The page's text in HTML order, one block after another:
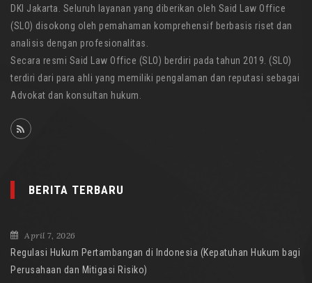
DKI Jakarta. Seluruh layanan yang diberikan oleh Said Law Office
(SLO) disokong oleh pemahaman komprehensif berbasis riset dan
analisis dengan profesionalitas.
Secara resmi Said Law Office (SLO) berdiri pada tahun 2019. (SLO)
terdiri dari para ahli yang memiliki pengalaman dan reputasi sebagai
Advokat dan konsultan hukum.
BERITA TERBARU
April 7, 2026
Regulasi Hukum Pertambangan di Indonesia (Kepatuhan Hukum bagi
Perusahaan dan Mitigasi Risiko)